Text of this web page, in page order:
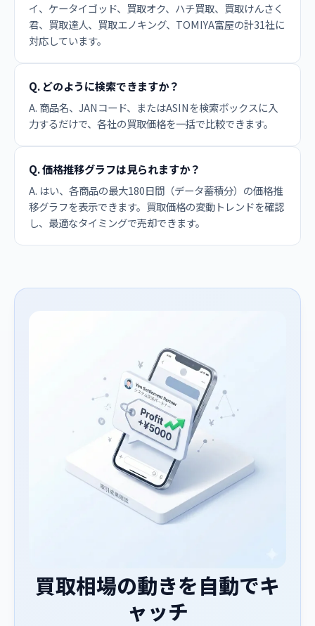
イ、ケータイゴッド、買取オク、ハチ買取、買取けんさく
君、買取達人、買取エノキング、TOMIYA富屋の計31社に
対応しています。
Q. どのように検索できますか？
A. 商品名、JANコード、またはASINを検索ボックスに入
力するだけで、各社の買取価格を一括で比較できます。
Q. 価格推移グラフは見られますか？
A. はい、各商品の最大180日間（データ蓄積分）の価格推
移グラフを表示できます。買取価格の変動トレンドを確認
し、最適なタイミングで売却できます。
買取相場の動きを自動でキ
ャッチ